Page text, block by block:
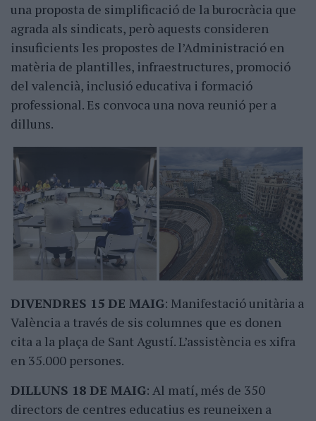
una proposta de simplificació de la burocràcia que
agrada als sindicats, però aquests consideren
insuficients les propostes de l’Administració en
matèria de plantilles, infraestructures, promoció
del valencià, inclusió educativa i formació
professional. Es convoca una nova reunió per a
dilluns.
DIVENDRES 15 DE MAIG: Manifestació unitària a
València a través de sis columnes que es donen
cita a la plaça de Sant Agustí. L’assistència es xifra
en 35.000 persones.
DILLUNS 18 DE MAIG: Al matí, més de 350
directors de centres educatius es reuneixen a